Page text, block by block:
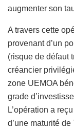
augmenter son
A travers cette
provenant d’un
(risque de défaut
créancier
zone UEMOA
grade
L’opération a
d’une maturité